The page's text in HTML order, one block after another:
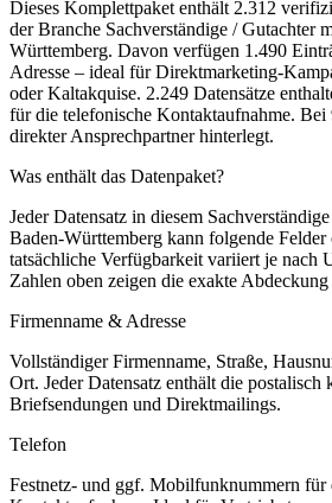
Dieses Komplettpaket enthält 2.312
der Branche Sachverständige / Gutachter
Württemberg. Davon verfügen 1.490
Adresse – ideal für Direktmarketing-
oder Kaltakquise. 2.249 Datensätze
für die telefonische Kontaktaufnahme. Bei
direkter Ansprechpartner hinterlegt.
Was enthält das Datenpaket?
Jeder Datensatz in diesem
Baden-Württemberg kann folgende Felder
tatsächliche Verfügbarkeit variiert je nach
Zahlen oben zeigen die exakte
Firmenname & Adresse
Vollständiger Firmenname, Straße,
Ort. Jeder Datensatz enthält die
Briefsendungen und Direktmailings.
Telefon
Festnetz- und ggf. Mobilfunknummern für